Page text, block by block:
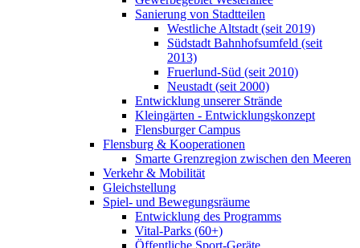
Sanierung von Stadtteilen
Westliche Altstadt (seit 2019)
Südstadt Bahnhofsumfeld (seit
2013)
Fruerlund-Süd (seit 2010)
Neustadt (seit 2000)
Entwicklung unserer Strände
Kleingärten - Entwicklungskonzept
Flensburger Campus
Flensburg & Kooperationen
Smarte Grenzregion zwischen den Meeren
Verkehr & Mobilität
Gleichstellung
Spiel- und Bewegungsräume
Entwicklung des Programms
Vital-Parks (60+)
Öffentliche Sport-Geräte